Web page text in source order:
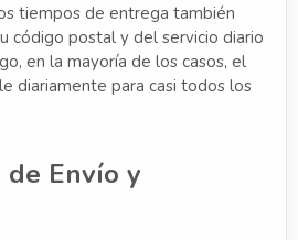
tiempos de entrega también
código postal y del servicio diario
en la mayoría de los casos, el
diariamente para casi todos los
de Envío y